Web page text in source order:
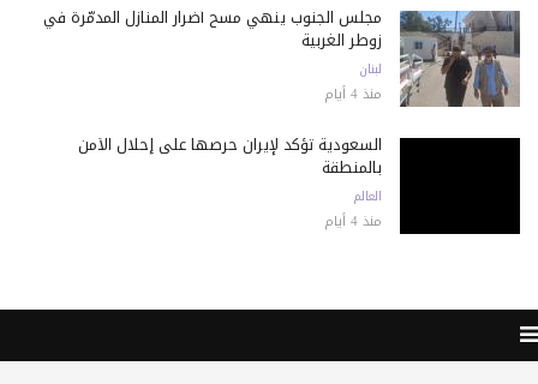
مجلس الجنوب ينهي مسح أضرار المنازل المدمّرة في
زوطر الغربية
لبنان
منذ 4 أيام
السعودية تؤكد لإيران حرصها على إحلال الأمن
بالمنطقة
العالم
منذ 4 أيام